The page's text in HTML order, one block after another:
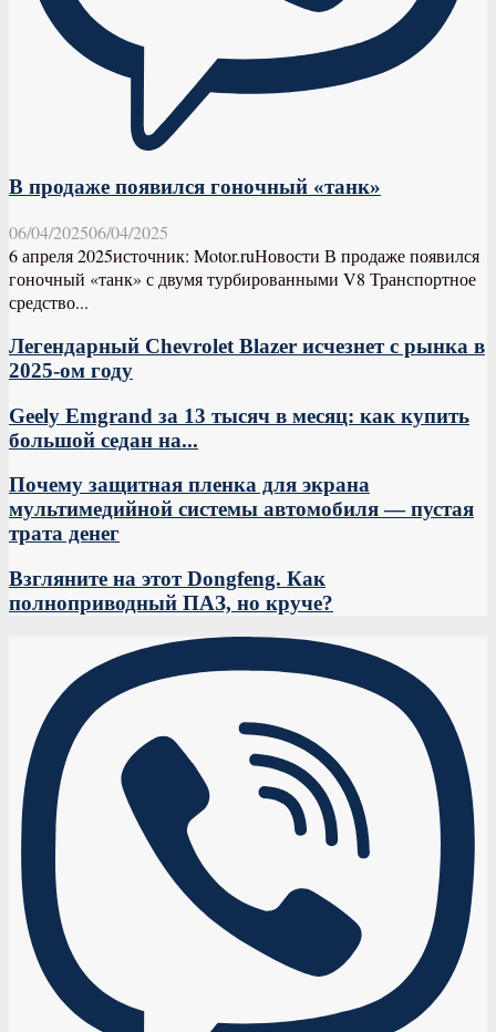
В продаже появился гоночный «танк»
06/04/202506/04/2025
6 апреля 2025источник: Motor.ruНовости В продаже появился
гоночный «танк» с двумя турбированными V8 Транспортное
средство...
Легендарный Chevrolet Blazer исчезнет с рынка в
2025-ом году
Geely Emgrand за 13 тысяч в месяц: как купить
большой седан на...
Почему защитная пленка для экрана
мультимедийной системы автомобиля — пустая
трата денег
Взгляните на этот Dongfeng. Как
полноприводный ПАЗ, но круче?